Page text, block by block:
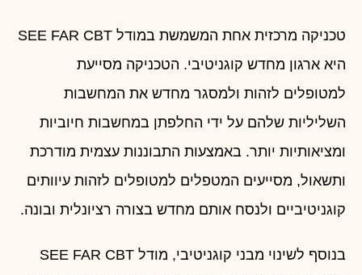
טכניקה מרכזית אחת המשמשת במודל SEE FAR CBT
היא ארגון מחדש קוגניטיבי. הטכניקה מסייעת
למטופלים לזהות ולמסגר מחדש את המחשבות
השליליות שלהם על ידי החלפתן במחשבות חיוביות
ומציאותיות יותר. באמצעות התבוננות עצמית מודרכת
ותשאול, מסייעים המטפלים למטופלים לזהות עיוותים
קוגניטיביים ולנסח אותם מחדש בצורה רציונלית ובונה.
בנוסף לשינוי מבני קוגניטיבי, מודל SEE FAR CBT